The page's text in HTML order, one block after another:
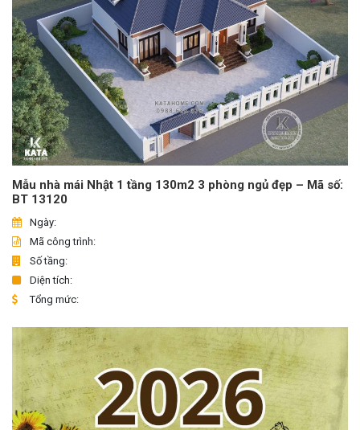
Mẫu nhà mái Nhật 1 tầng 130m2 3 phòng ngủ đẹp – Mã số:
BT 13120
Ngày:
Mã công trình:
Số tầng:
Diện tích:
Tổng mức: